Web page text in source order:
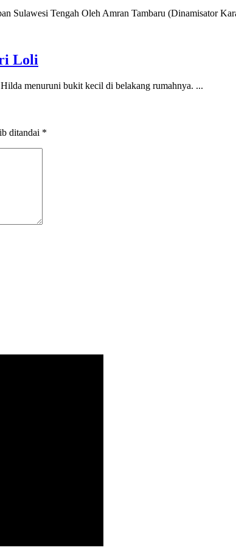
Sulawesi Tengah Oleh Amran Tambaru (Dinamisator
Loli
menuruni bukit kecil di belakang rumahnya. ...
ditandai *